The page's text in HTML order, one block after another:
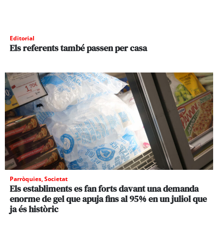
Editorial
Els referents també passen per casa
Parròquies,Societat
Els establiments es fan forts davant una demanda
enorme de gel que apuja fins al 95% en un juliol que
ja és històric